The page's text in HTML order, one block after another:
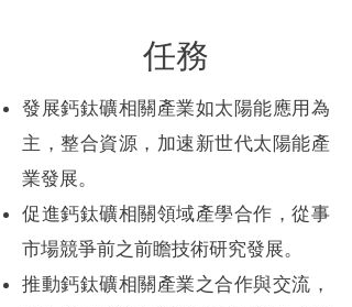
任務
發展鈣鈦礦相關產業如太陽能應用為
主，整合資源，加速新世代太陽能產
業發展。
促進鈣鈦礦相關領域產學合作，從事
市場競爭前之前瞻技術研究發展。
推動鈣鈦礦相關產業之合作與交流，